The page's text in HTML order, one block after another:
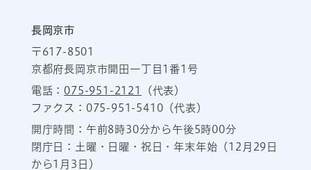
長岡京市
〒617-8501
京都府長岡京市開田一丁目1番1号
電話：075-951-2121
（代表）
ファクス：075-951-5410（代表）
開庁時間：午前8時30分から午後5時00分
閉庁日：土曜・日曜・祝日・年末年始（12月29日
から1月3日）